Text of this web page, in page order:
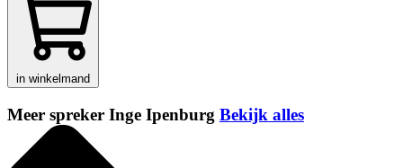
in winkelmand
Meer spreker Inge Ipenburg Bekijk alles